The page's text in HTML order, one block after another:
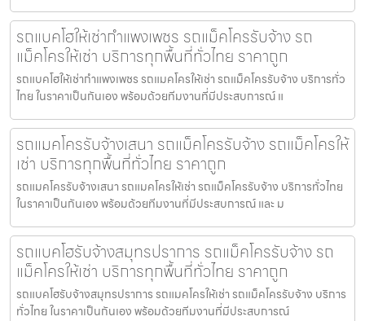
รถแบคโฮให้เช่ากำแพงเพชร รถแม็คโครรับจ้าง รถ
แม็คโครให้เช่า บริการทุกพื้นที่ทั่วไทย ราคาถูก
รถแบคโฮให้เช่ากำแพงเพชร รถแมคโครให้เช่า รถแม็คโครรับจ้าง บริการทั่ว
ไทย ในราคาเป็นกันเอง พร้อมด้วยทีมงานที่มีประสบการณ์ แ
รถแมคโครรับจ้างเสนา รถแม็คโครรับจ้าง รถแม็คโครให้
เช่า บริการทุกพื้นที่ทั่วไทย ราคาถูก
รถแมคโครรับจ้างเสนา รถแมคโครให้เช่า รถแม็คโครรับจ้าง บริการทั่วไทย
ในราคาเป็นกันเอง พร้อมด้วยทีมงานที่มีประสบการณ์ และ ม
รถแบคโฮรับจ้างสมุทรปราการ รถแม็คโครรับจ้าง รถ
แม็คโครให้เช่า บริการทุกพื้นที่ทั่วไทย ราคาถูก
รถแบคโฮรับจ้างสมุทรปราการ รถแมคโครให้เช่า รถแม็คโครรับจ้าง บริการ
ทั่วไทย ในราคาเป็นกันเอง พร้อมด้วยทีมงานที่มีประสบการณ์